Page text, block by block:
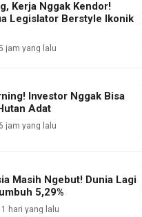
Kerja Nggak Kendor!
Legislator Berstyle Ikonik
jam yang lalu
Investor Nggak Bisa
Adat
6 jam yang lalu
Masih Ngebut! Dunia Lagi
5,29%
1 hari yang lalu